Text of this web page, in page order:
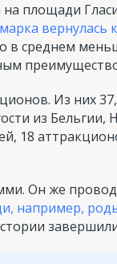
площади
в среднем
Из них
из Бельгии,
18
Он же
например,